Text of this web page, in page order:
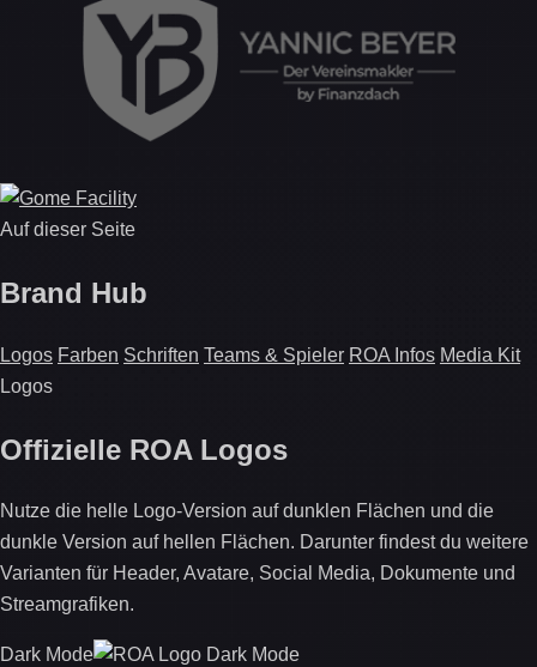
Auf dieser Seite
Brand Hub
Logos Farben Schriften Teams & Spieler ROA Infos Media Kit
Logos
Offizielle ROA Logos
Nutze die helle Logo-Version auf dunklen Flächen und die
dunkle Version auf hellen Flächen. Darunter findest du weitere
Varianten für Header, Avatare, Social Media, Dokumente und
Streamgrafiken.
Dark Mode